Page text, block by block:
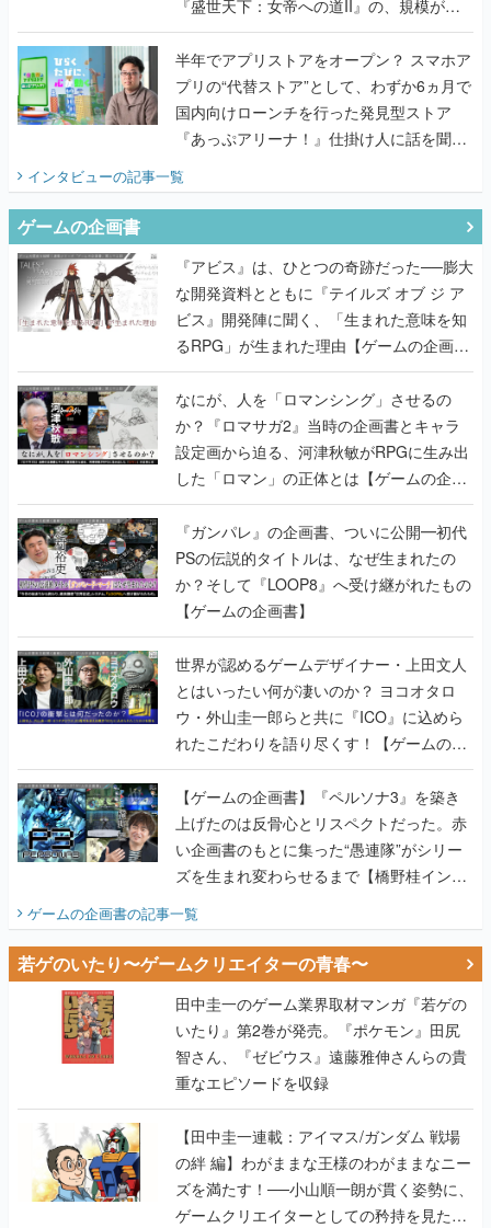
『盛世天下：女帝への道II』の、規模が違
うこだわりをプロデューサーに聞いた
半年でアプリストアをオープン？ スマホア
プリの“代替ストア”として、わずか6ヵ月で
国内向けローンチを行った発見型ストア
『あっぷアリーナ！』仕掛け人に話を聞い
インタビューの記事一覧
ゲームの企画書
『アビス』は、ひとつの奇跡だった──膨大
な開発資料とともに『テイルズ オブ ジ ア
ビス』開発陣に聞く、「生まれた意味を知
るRPG」が生まれた理由【ゲームの企画
書】
なにが、人を「ロマンシング」させるの
か？『ロマサガ2』当時の企画書とキャラ
設定画から迫る、河津秋敏がRPGに生み出
した「ロマン」の正体とは【ゲームの企画
書】
『ガンパレ』の企画書、ついに公開━初代
PSの伝説的タイトルは、なぜ生まれたの
か？そして『LOOP8』へ受け継がれたもの
【ゲームの企画書】
世界が認めるゲームデザイナー・上田文人
とはいったい何が凄いのか？ ヨコオタロ
ウ・外山圭一郎らと共に『ICO』に込めら
れたこだわりを語り尽くす！【ゲームの企
画書】
【ゲームの企画書】『ペルソナ3』を築き
上げたのは反骨心とリスペクトだった。赤
い企画書のもとに集った“愚連隊”がシリー
ズを生まれ変わらせるまで【橋野桂インタ
ゲームの企画書の記事一覧
若ゲのいたり〜ゲームクリエイターの青春〜
田中圭一のゲーム業界取材マンガ『若ゲの
いたり』第2巻が発売。『ポケモン』田尻
智さん、『ゼビウス』遠藤雅伸さんらの貴
重なエピソードを収録
【田中圭一連載：アイマス/ガンダム 戦場
の絆 編】わがままな王様のわがままなニー
ズを満たす！──小山順一朗が貫く姿勢に、
ゲームクリエイターとしての矜持を見た